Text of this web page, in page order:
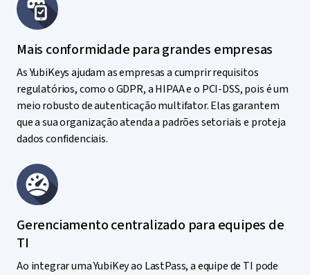
Mais conformidade para grandes empresas
As YubiKeys ajudam as empresas a cumprir requisitos
regulatórios, como o GDPR, a HIPAA e o PCI-DSS, pois é um
meio robusto de autenticação multifator. Elas garantem
que a sua organização atenda a padrões setoriais e proteja
dados confidenciais.
Gerenciamento centralizado para equipes de
TI
Ao integrar uma YubiKey ao LastPass, a equipe de TI pode